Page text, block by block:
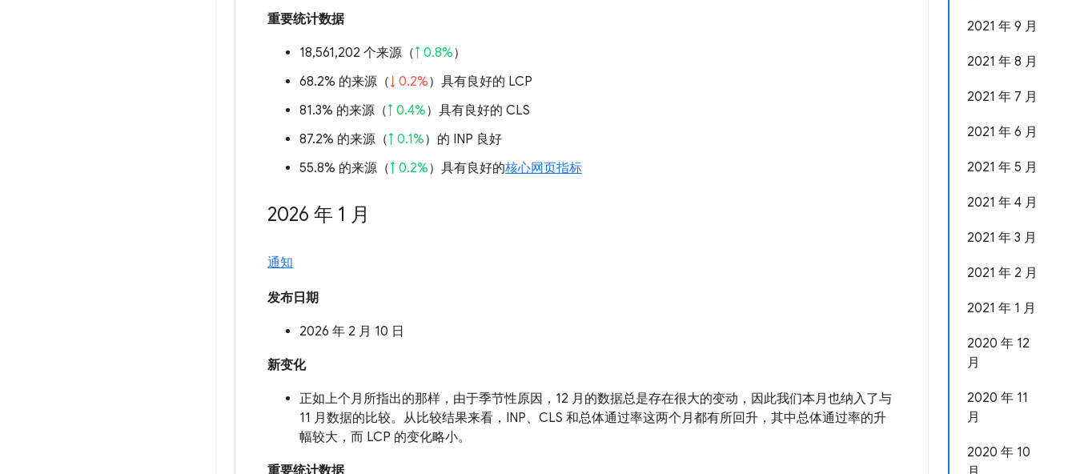
2021 年 9 月
2021 年 8 月
2021 年 7 月
2021 年 6 月
2021 年 5 月
2021 年 4 月
2021 年 3 月
2021 年 2 月
2021 年 1 月
2020 年 12
月
2020 年 11
月
2020 年 10
重要统计数据
18,561,202 个来源（↑ 0.8%）
68.2% 的来源（↓ 0.2%）具有良好的 LCP
81.3% 的来源（↑ 0.4%）具有良好的 CLS
87.2% 的来源（↑ 0.1%）的 INP 良好
55.8% 的来源（↑ 0.2%）具有良好的核心网页指标
2026 年 1 月
通知
发布日期
2026 年 2 月 10 日
新变化
正如上个月所指出的那样，由于季节性原因，12 月的数据总是存在很大的变动，因此我们本月也纳入了与
11 月数据的比较。从比较结果来看，INP、CLS 和总体通过率这两个月都有所回升，其中总体通过率的升
幅较大，而 LCP 的变化略小。
重要统计数据